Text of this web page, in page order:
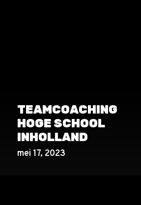
TEAMCOACHING
HOGE SCHOOL
INHOLLAND
mei 17, 2023